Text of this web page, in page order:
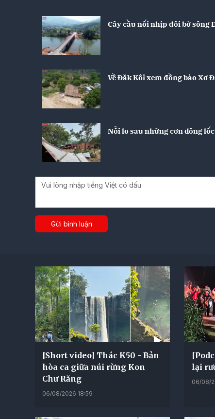
Cây cầu nối nhịp đôi bờ sông
Về Đăk Kôi xem đồng bào Xơ
Nỗi lo sau những cơn dông
Gửi bình luận
[Short video] Thác K50 - Bản
hòa ca giữa núi rừng Kon
Chư Răng
06/08/2026 18:59
lại
06/08/